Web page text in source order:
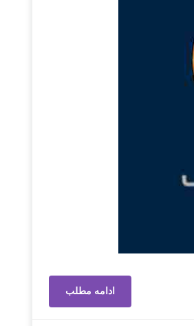
ادامه مطلب